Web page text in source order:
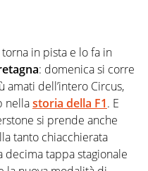
in pista e lo fa in
: domenica si corre
amati dell’intero Circus,
nellastoria della F1. E
si prende anche
tanto chiacchierata
decima tappa stagionale